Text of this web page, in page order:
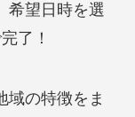
希望日時を選
了！
域の特徴をま